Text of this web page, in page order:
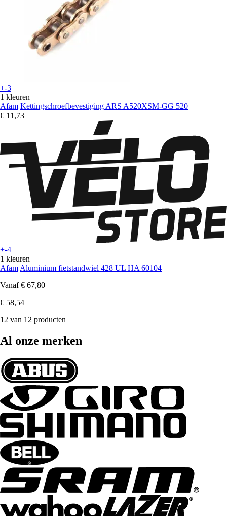
+-3
1 kleuren
Afam Kettingschroefbevestiging ARS A520XSM-GG 520
€ 11,73
+-4
1 kleuren
Afam Aluminium fietstandwiel 428 UL HA 60104
Vanaf € 67,80
€ 58,54
12 van 12 producten
Al onze merken